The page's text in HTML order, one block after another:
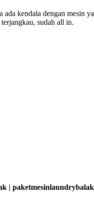
kendala dengan mesin
sudah all in.
|